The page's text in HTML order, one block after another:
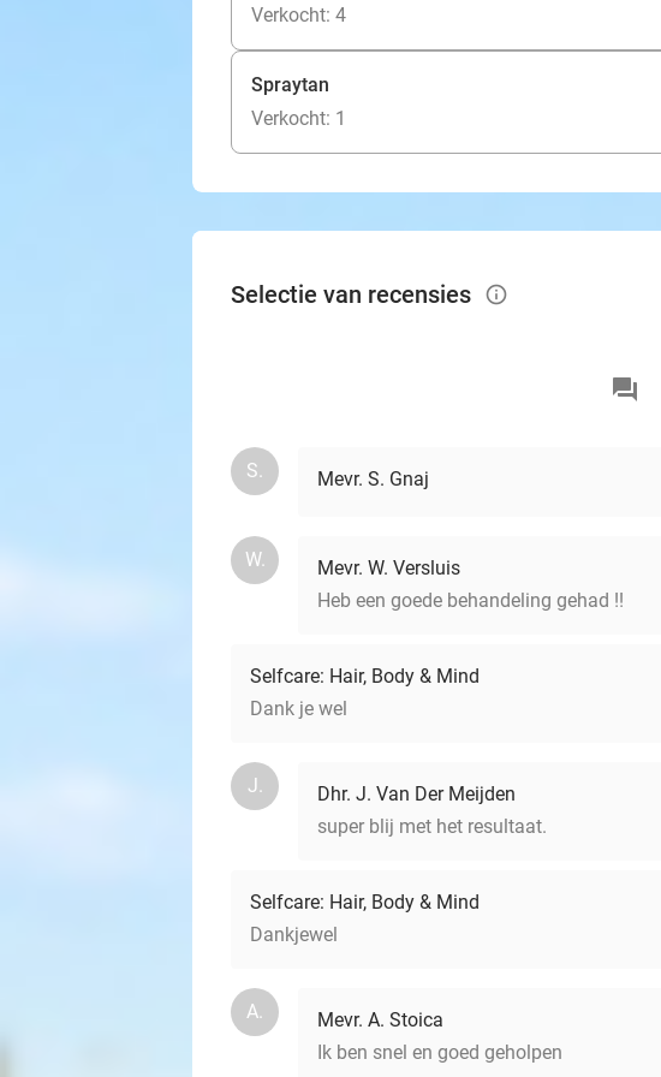
Verkocht: 4
Spraytan
Verkocht: 1
Selectie van recensies info_outlined
S. Mevr. S. Gnaj
W.
Mevr. W. Versluis
Heb een goede behandeling gehad !!
Selfcare: Hair, Body & Mind
Dank je wel
J.
Dhr. J. Van Der Meijden
super blij met het resultaat.
Selfcare: Hair, Body & Mind
Dankjewel
A.
Mevr. A. Stoica
Ik ben snel en goed geholpen